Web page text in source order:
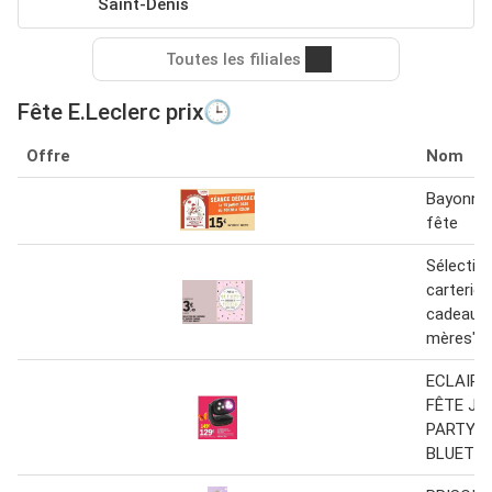
Saint-Denis
Toutes les filiales
Fête E.Leclerc prix🕒
Offre Nom
fête
carterie
cadeau
mères"
FÊTE